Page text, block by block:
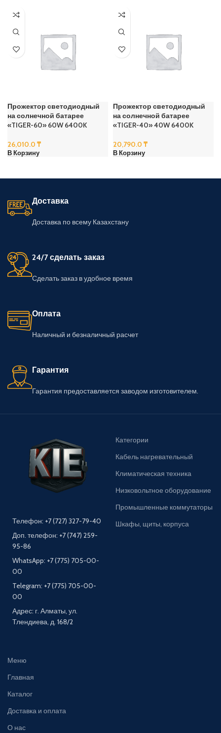
Прожектор светодиодный
на солнечной батарее
«TIGER-60» 60W 6400K
26,010.0 ₸
В Корзину
Прожектор светодиодный
на солнечной батарее
«TIGER-40» 40W 6400K
20,790.0 ₸
В Корзину
Доставка
Доставка по всему Казахстану
24/7 сделать заказ
Сделать заказ в удобное время
Оплата
Наличный и безналичный расчет
Гарантия
Гарантия предоставляется заводом изготовителем.
Телефон: +7 (727) 327-79-40
Доп. телефон: +7 (747) 259-
95-86
WhatsApp: +7 (775) 705-00-
00
Telegram: +7 (775) 705-00-
00
Адрес: г. Алматы, ул.
Тлендиева, д. 168/2
Категории
Кабель нагревательный
Климатическая техника
Низковольтное оборудование
Промышленные коммутаторы
Шкафы, щиты, корпуса
Меню
Главная
Каталог
Доставка и оплата
О нас